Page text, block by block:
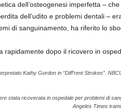
dell’osteogenesi imperfetta –
dell’udito e problemi dentali –
di sanguinamento, ha riferito lo
dopo il ricovero in
Kathy Gordon in “Diff’rent Strokes”.
stata ricoverata in ospedale per problemi di
Angeles Times